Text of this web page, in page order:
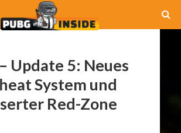
Update 5: Neues
System und
Red-Zone